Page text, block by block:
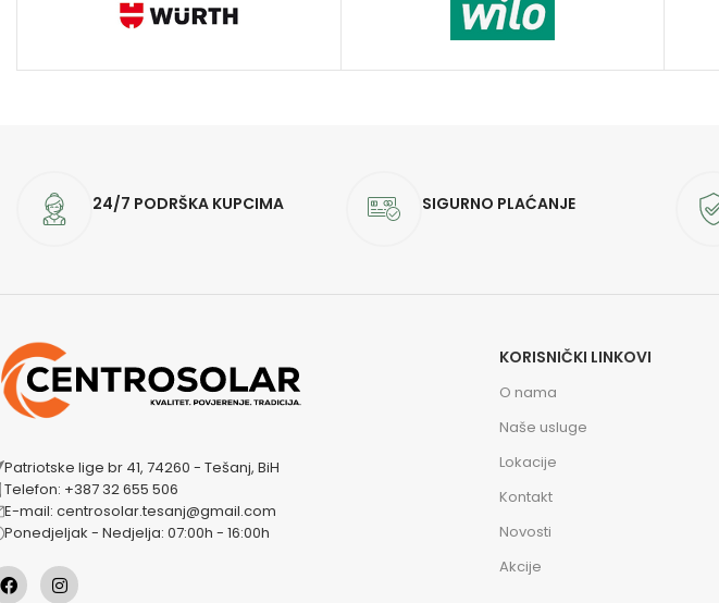
24/7 PODRŠKA KUPCIMA SIGURNO PLAĆANJE
Patriotske lige br 41, 74260 - Tešanj, BiH
Telefon: +387 32 655 506
E-mail: centrosolar.tesanj@gmail.com
Ponedjeljak - Nedjelja: 07:00h - 16:00h
KORISNIČKI LINKOVI
O nama
Naše usluge
Lokacije
Kontakt
Novosti
Akcije